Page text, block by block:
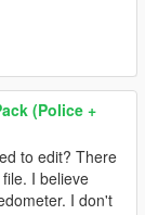
(Police +
to edit? There
I believe
I don't